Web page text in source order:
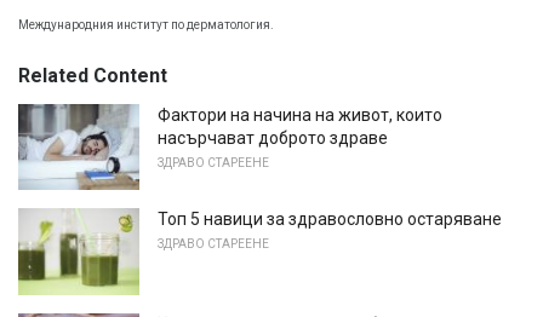
Международния институт по дерматология.
Related Content
Фактори на начина на живот, които
насърчават доброто здраве
ЗДРАВО СТАРЕЕНЕ
Топ 5 навици за здравословно остаряване
ЗДРАВО СТАРЕЕНЕ